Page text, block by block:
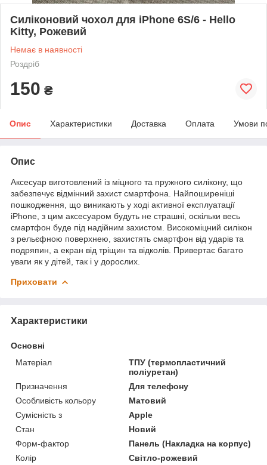
Силіконовий чохол для iPhone 6S/6 - Hello
Kitty, Рожевий
Немає в наявності
Роздріб
150 ₴
Опис Характеристики Доставка Оплата Умови
Опис
Аксесуар виготовлений із міцного та пружного силікону, що
забезпечує відмінний захист смартфона. Найпоширеніші
пошкодження, що виникають у ході активної експлуатації
iPhone, з цим аксесуаром будуть не страшні, оскільки весь
смартфон буде під надійним захистом. Високоміцний силікон
з рельєфною поверхнею, захистять смартфон від ударів та
подряпин, а екран від тріщин та відколів. Привертає багато
уваги як у дітей, так і у дорослих.
Приховати
Характеристики
Основні
Матеріал
ТПУ (термопластичний
поліуретан)
Призначення
Для телефону
Особливість кольору
Матовий
Сумісність з
Apple
Стан
Новий
Форм-фактор
Панель (Накладка на корпус)
Колір
Світло-рожевий